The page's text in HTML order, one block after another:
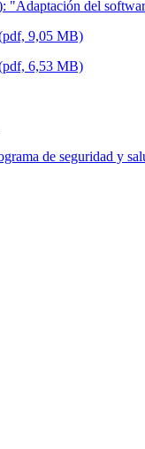
"Adaptación del
9,05 MB)
6,53 MB)
de seguridad y